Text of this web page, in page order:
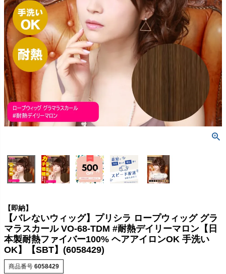
【即納】
【バレないウィッグ】プリシラ ロープウィッグ グラ
マラスカール VO-68-TDM #耐熱デイリーマロン【日
本製耐熱ファイバー100% ヘアアイロンOK 手洗い
OK】【SBT】(6058429)
商品番号 6058429